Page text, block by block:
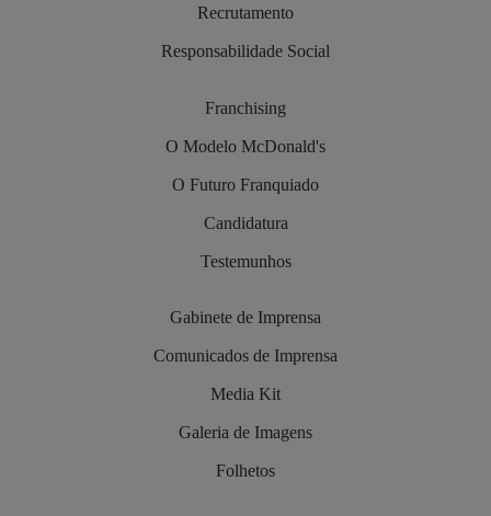
Recrutamento
Responsabilidade Social
Franchising
O Modelo McDonald's
O Futuro Franquiado
Candidatura
Testemunhos
Gabinete de Imprensa
Comunicados de Imprensa
Media Kit
Galeria de Imagens
Folhetos